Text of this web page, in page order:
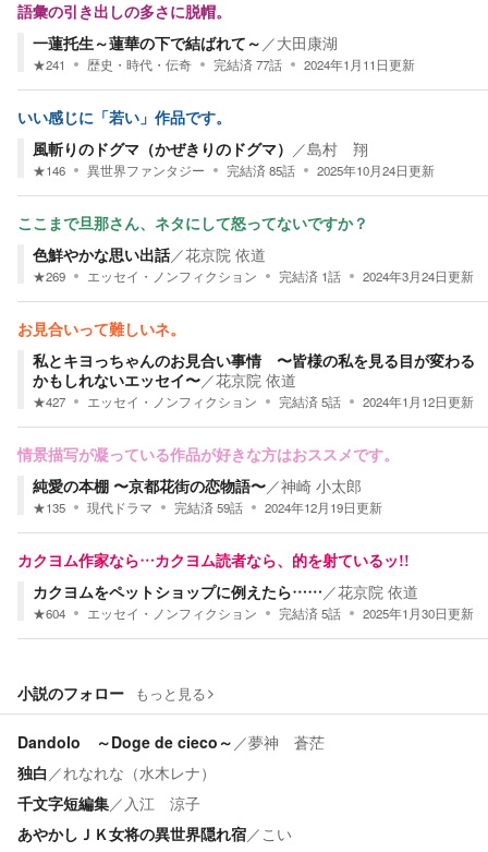
語彙の引き出しの多さに脱帽。
一蓮托生～蓮華の下で結ばれて～ ／大田康湖
★241 歴史・時代・伝奇 完結済77話 2024年1月11日更新
いい感じに「若い」作品です。
風斬りのドグマ（かぜきりのドグマ） ／島村 翔
★146 異世界ファンタジー 完結済85話 2025年10月24日更新
ここまで旦那さん、ネタにして怒ってないですか？
色鮮やかな思い出話／花京院 依道
★269 エッセイ・ノンフィクション 完結済 1話 2024年3月24日更新
お見合いって難しいネ。
私とキヨっちゃんのお見合い事情 〜皆様の私を見る目が変わる
かもしれないエッセイ〜／花京院 依道
★427 エッセイ・ノンフィクション 完結済5話 2024年1月12日更新
情景描写が凝っている作品が好きな方はおススメです。
純愛の本棚 〜京都花街の恋物語〜／神崎 小太郎
★135 現代ドラマ 完結済59話 2024年12月19日更新
カクヨム作家なら…カクヨム読者なら、的を射ているッ!!
カクヨムをペットショップに例えたら……／花京院 依道
★604 エッセイ・ノンフィクション 完結済5話 2025年1月30日更新
小説のフォロー もっと見る
Dandolo ～Doge de cieco～ ／夢神 蒼茫
独白 ／れなれな（水木レナ）
千文字短編集／ 入江 涼子
あやかしＪＫ女将の異世界隠れ宿／ こい